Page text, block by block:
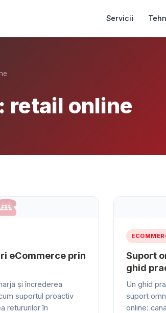
Servicii
retail online
eCommerce prin
și încrederea
suportul proactiv
retururilor în
Suport
ghid
Un ghid
suport
online: